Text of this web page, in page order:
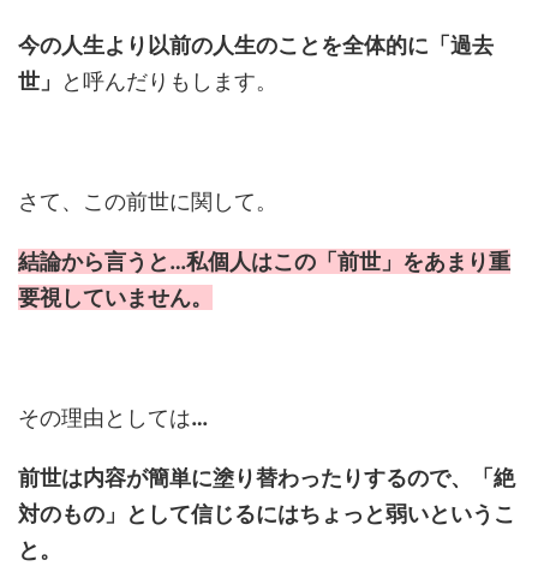
今の人生より以前の人生のことを全体的に「過去
世」
と呼んだりもします。
さて、この前世に関して。
結論から言うと…私個人はこの「前世」をあまり重
要視していません。
その理由としては…
前世は内容が簡単に塗り替わったりするので、「絶
対のもの」として信じるにはちょっと弱いというこ
と。